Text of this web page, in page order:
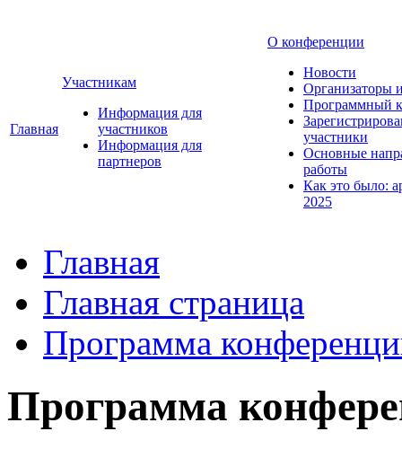
Главная
Участникам
Информация для
участников
Информация для
партнеров
О конференции
Новости
Организаторы
Программный
участники
Основные
работы
Как это было:
2025
Главная
Главная страница
Программа
Программа